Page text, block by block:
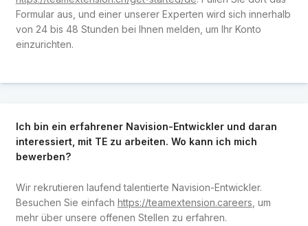
Formular aus, und einer unserer Experten wird sich innerhalb
von 24 bis 48 Stunden bei Ihnen melden, um Ihr Konto
einzurichten.
Ich bin ein erfahrener Navision-Entwickler und daran
interessiert, mit TE zu arbeiten. Wo kann ich mich
bewerben?
Wir rekrutieren laufend talentierte Navision-Entwickler.
Besuchen Sie einfach https://teamextension.careers , um
mehr über unsere offenen Stellen zu erfahren.